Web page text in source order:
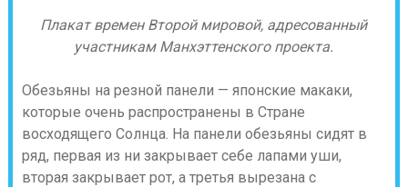
Плакат времен Второй мировой, адресованный
участникам Манхэттенского проекта.
Обезьяны на резной панели — японские макаки,
которые очень распространены в Стране
восходящего Солнца. На панели обезьяны сидят в
ряд, первая из ни закрывает себе лапами уши,
вторая закрывает рот, а третья вырезана с